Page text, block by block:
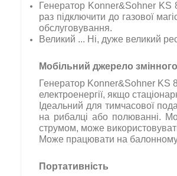
Генератор Konner&Sohner KS
раз підключити до газової
обслуговування.
Великий ... Ні, дуже великий
Мобільний джерело змінного
ГенераторKonner&Sohner KS
електроенергії, якщо
Ідеальний для тимчасової
на рибалці або полюванні.
струмом, може
Може працювати на балонному
Портативність